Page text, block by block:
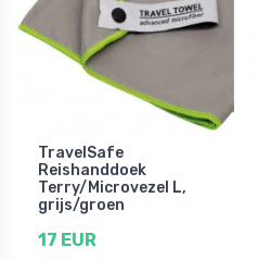
TravelSafe
Reishanddoek
Terry/Microvezel L,
grijs/groen
17 EUR